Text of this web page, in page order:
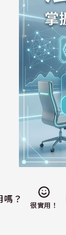
？
很實用！